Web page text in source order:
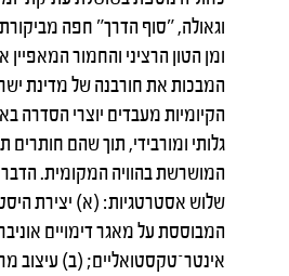
וגאולה, "סוף הדרך" חפה
ומן הטון הרציני והחמור המאפיין
המבכות את חורבנה של מדינת
הקיומיות מעבדים יוצרי הסדרה
גלותי ומורבידי, תוך שהם
המושרשת בהוויה המקומית.
שלוש אסטרטגיות: (א) יצירת
המבוססת על מאגר דימויים
אינטר־טקסטואליים; (ב) עיצוב